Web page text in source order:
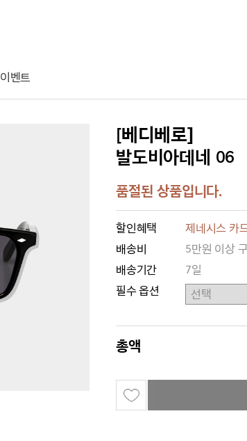
이벤트
[베디베로]
발도비아데네 06
품절된 상품입니다.
할인혜택
제네시스 카
배송비
5만원 이상
배송기간
7일
필수 옵션
총액